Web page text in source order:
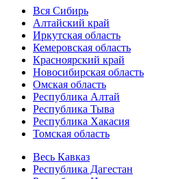
Вся Сибирь
Алтайский край
Иркутская область
Кемеровская область
Красноярский край
Новосибирская область
Омская область
Республика Алтай
Республика Тыва
Республика Хакасия
Томская область
Весь Кавказ
Республика Дагестан